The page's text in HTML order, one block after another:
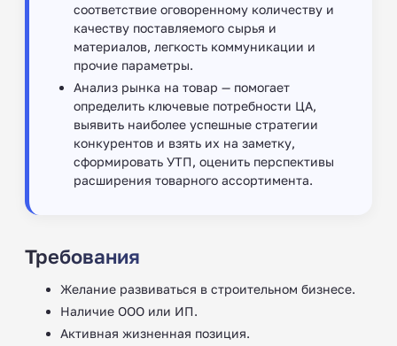
соответствие оговоренному количеству и
качеству поставляемого сырья и
материалов, легкость коммуникации и
прочие параметры.
Анализ рынка на товар — помогает
определить ключевые потребности ЦА,
выявить наиболее успешные стратегии
конкурентов и взять их на заметку,
сформировать УТП, оценить перспективы
расширения товарного ассортимента.
Требования
Желание развиваться в строительном бизнесе.
Наличие ООО или ИП.
Активная жизненная позиция.